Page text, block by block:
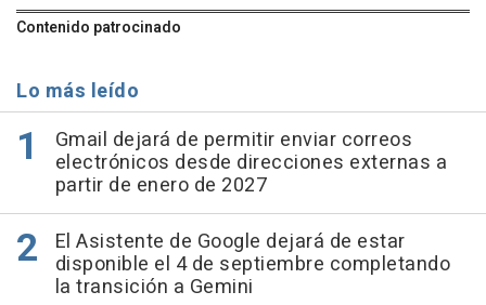
Contenido patrocinado
Lo más leído
Gmail dejará de permitir enviar correos
electrónicos desde direcciones externas a
partir de enero de 2027
El Asistente de Google dejará de estar
disponible el 4 de septiembre completando
la transición a Gemini